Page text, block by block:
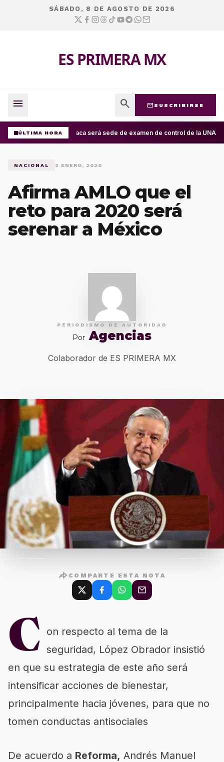
SÁBADO, 8 DE AGOSTO DE 2026
ES PRIMERA MX
menu search mail SUSCRIBIRSE
ÚLTIMA HORAOaxaca será sede de examen de control de la
NACIONAL 2 ENERO, 2020
Afirma AMLO que el
reto para 2020 será
serenar a México
PERIODISMO DE AUTORIDAD
Por Agencias
Colaborador de ES PRIMERA MX
COMPARTE ESTA NOTA
C on respecto al tema de la
seguridad, López Obrador insistió
en que su estrategia de este año será
intensificar acciones de bienestar,
principalmente hacia jóvenes, para que no
tomen conductas antisociales
De acuerdo a Reforma, Andrés Manuel